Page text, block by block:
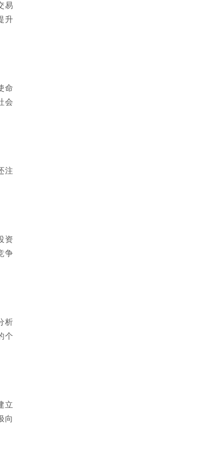
易
升
命
会
注
资
争
析
个
立
向